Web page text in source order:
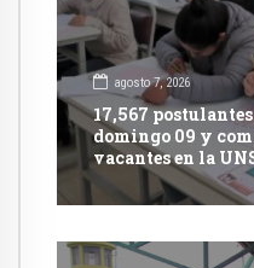
agosto 7, 2026
17,567
domingo 09 y
vacantes en la